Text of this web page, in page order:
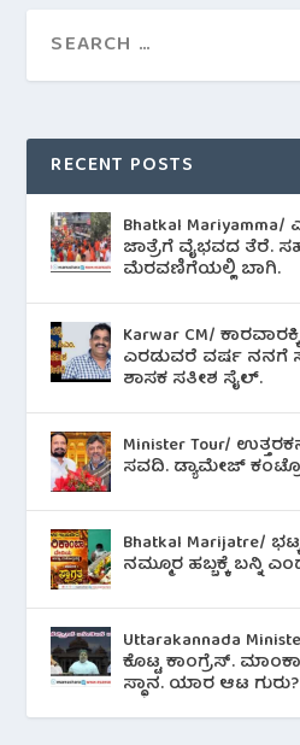
RECENT POSTS
Bhatkal
ಜಾತ್ರೆಗೆ ವೈಭವದ ತೆರೆ.
ಮೆರವಣಿಗೆಯಲ್ಲಿ ಬಾಗಿ.
Karwar CM/
ಎರಡುವರೆ ವರ್ಷ ನನಗೆ
ಶಾಸಕ ಸತೀಶ ಸೈಲ್.
Minister Tour/
ಸವದಿ. ಡ್ಯಾಮೇಜ್
Bhatkal Marijatre/
ನಮ್ಮೂರ ಹಬ್ಬಕ್ಕೆ ಬನ್ನಿ
Uttarakannada
ಕೊಟ್ಟ ಕಾಂಗ್ರೆಸ್.
ಸ್ಥಾನ. ಯಾರ ಆಟ ಗುರು?